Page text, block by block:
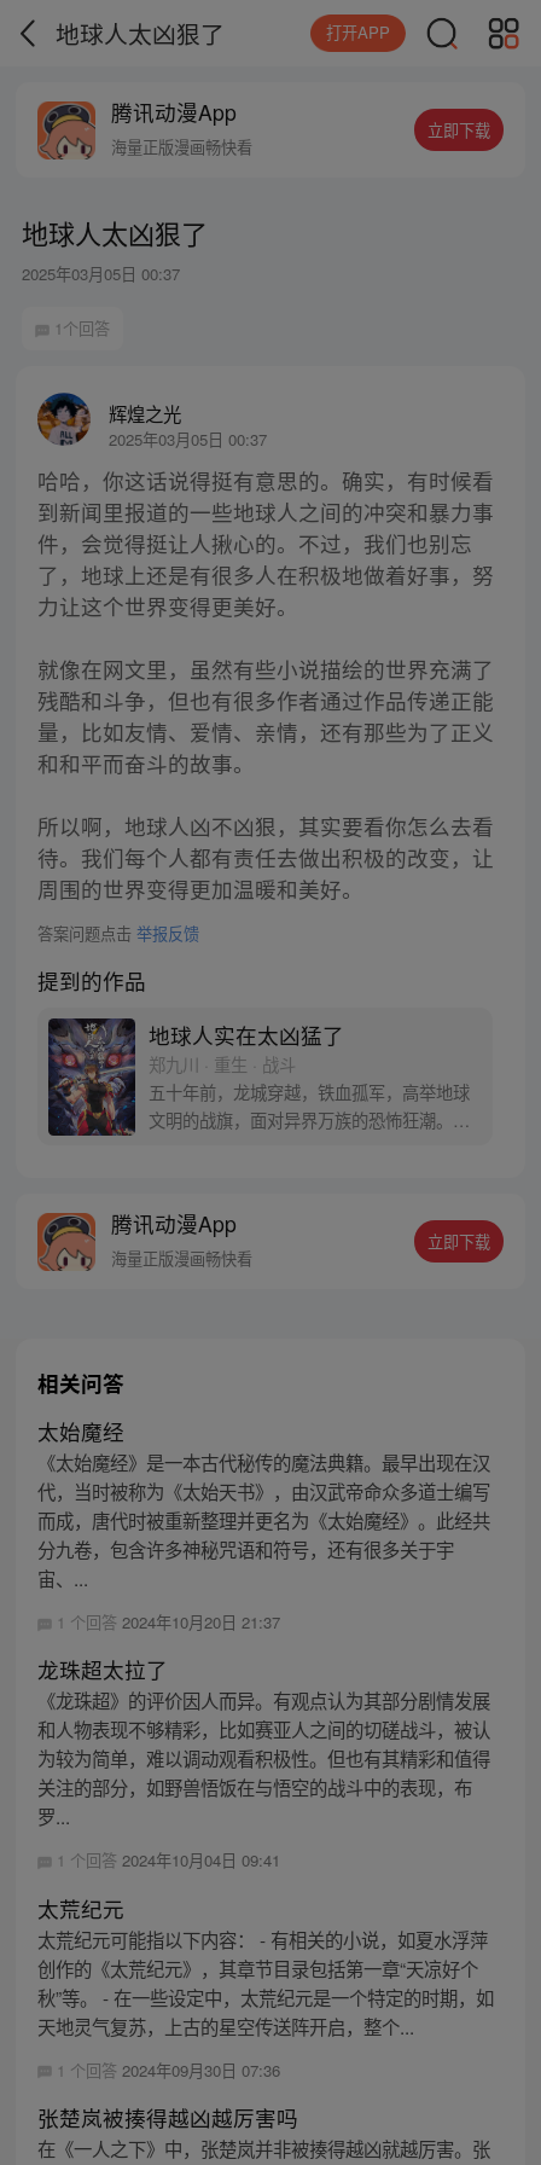
地球人太凶狠了 打开APP
腾讯动漫App
海量正版漫画畅快看
立即下载
地球人太凶狠了
2025年03月05日 00:37
1个回答
辉煌之光
2025年03月05日 00:37
哈哈，你这话说得挺有意思的。确实，有时候看
到新闻里报道的一些地球人之间的冲突和暴力事
件，会觉得挺让人揪心的。不过，我们也别忘
了，地球上还是有很多人在积极地做着好事，努
力让这个世界变得更美好。
就像在网文里，虽然有些小说描绘的世界充满了
残酷和斗争，但也有很多作者通过作品传递正能
量，比如友情、爱情、亲情，还有那些为了正义
和和平而奋斗的故事。
所以啊，地球人凶不凶狠，其实要看你怎么去看
待。我们每个人都有责任去做出积极的改变，让
周围的世界变得更加温暖和美好。
答案问题点击 举报反馈
提到的作品
地球人实在太凶猛了
郑九川 · 重生 · 战斗
五十年前，龙城穿越，铁血孤军，高举地球
文明的战旗，面对异界万族的恐怖狂潮。五
誓，一定要改写自己、改写父母，甚至是全
人类的结局！
腾讯动漫App
海量正版漫画畅快看
立即下载
相关问答
太始魔经
《太始魔经》是一本古代秘传的魔法典籍。最早出现在汉
代，当时被称为《太始天书》，由汉武帝命众多道士编写
而成，唐代时被重新整理并更名为《太始魔经》。此经共
分九卷，包含许多神秘咒语和符号，还有很多关于宇
宙、...
1 个回答 2024年10月20日 21:37
龙珠超太拉了
《龙珠超》的评价因人而异。有观点认为其部分剧情发展
和人物表现不够精彩，比如赛亚人之间的切磋战斗，被认
为较为简单，难以调动观看积极性。但也有其精彩和值得
关注的部分，如野兽悟饭在与悟空的战斗中的表现，布
罗...
1 个回答 2024年10月04日 09:41
太荒纪元
太荒纪元可能指以下内容： - 有相关的小说，如夏水浮萍
创作的《太荒纪元》，其章节目录包括第一章“天凉好个
秋”等。 - 在一些设定中，太荒纪元是一个特定的时期，如
天地灵气复苏，上古的星空传送阵开启，整个...
1 个回答 2024年09月30日 07:36
张楚岚被揍得越凶越厉害吗
在《一人之下》中，张楚岚并非被揍得越凶就越厉害。张